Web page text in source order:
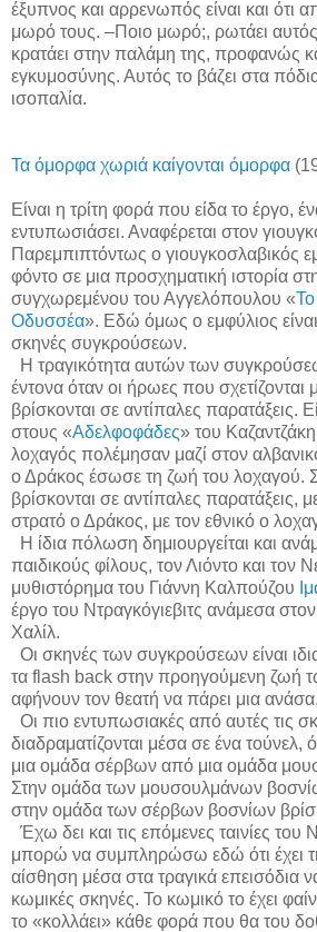
έξυπνος και αρρενωπός είναι και ότι
μωρό τους. –Ποιο μωρό;, ρωτάει αυτός.
κρατάει στην παλάμη της, προφανώς
εγκυμοσύνης. Αυτός το βάζει στα
ισοπαλία.
Τα όμορφα χωριά καίγονται όμορφα
Είναι η τρίτη φορά που είδα το έργο,
εντυπωσιάσει. Αναφέρεται στον
Παρεμπιπτόντως ο γιουγκοσλαβικός
φόντο σε μια προσχηματική ιστορία
συγχωρεμένου του Αγγελόπουλου «
Οδυσσέα». Εδώ όμως ο εμφύλιος είναι
σκηνές συγκρούσεων.
Η τραγικότητα αυτών των
έντονα όταν οι ήρωες που σχετίζονται
βρίσκονται σε αντίπαλες παρατάξεις.
στους «Αδελφοφάδες» του
λοχαγός πολέμησαν μαζί στον
ο Δράκος έσωσε τη ζωή του λοχαγού.
βρίσκονται σε αντίπαλες παρατάξεις,
στρατό ο Δράκος, με τον εθνικό ο
Η ίδια πόλωση δημιουργείται και
παιδικούς φίλους, τον Λιόντο και τον
μυθιστόρημα του Γιάννη Καλπούζου
έργο του Ντραγκόγιεβιτς ανάμεσα
Χαλίλ.
Οι σκηνές των συγκρούσεων είναι
τα flash back στην προηγούμενη ζωή
αφήνουν τον θεατή να πάρει μια ανάσα.
Οι πιο εντυπωσιακές από αυτές τις
διαδραματίζονται μέσα σε ένα τούνελ,
μια ομάδα σέρβων από μια ομάδα
Στην ομάδα των μουσουλμάνων
στην ομάδα των σέρβων βοσνίων
Έχω δει και τις επόμενες ταινίες του
μπορώ να συμπληρώσω εδώ ότι έχει τη
αίσθηση μέσα στα τραγικά επεισόδια
κωμικές σκηνές. Το κωμικό το έχει
το «κολλάει» κάθε φορά που θα του